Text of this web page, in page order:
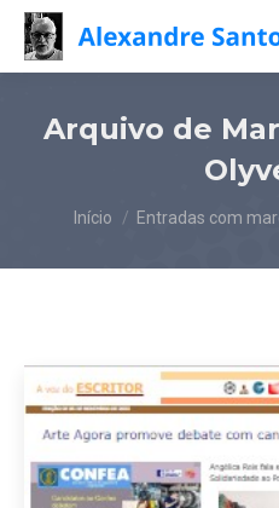
Arquivo de
Você está aqui:
Início Entradas com